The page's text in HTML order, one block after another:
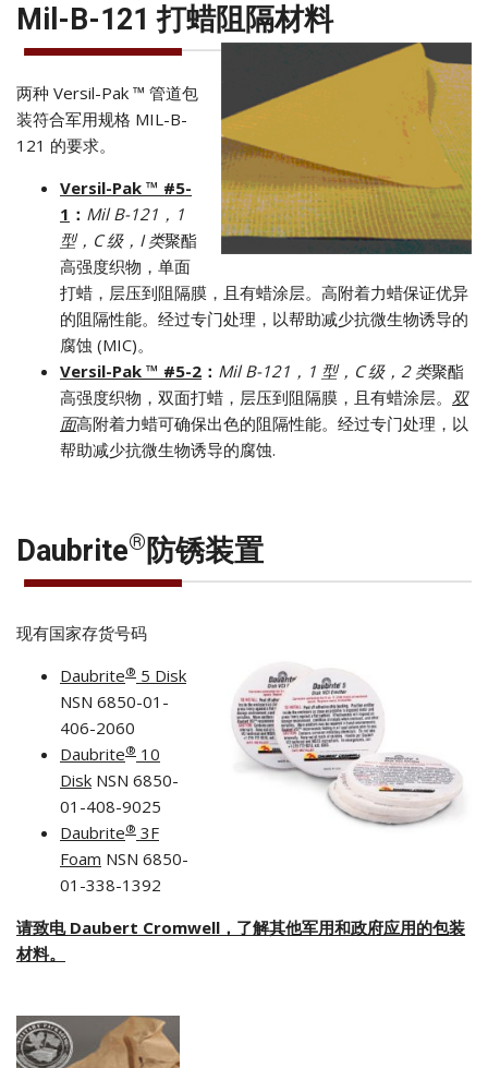
Mil-B-121 打蜡阻隔材料
两种 Versil-Pak ™ 管道包
装符合军用规格 MIL-B-
121 的要求。
Versil-Pak ™ #5-
1 ： Mil B-121，1
型，C 级，I 类聚酯
高强度织物，单面
打蜡，层压到阻隔膜，且有蜡涂层。高附着力蜡保证优异
的阻隔性能。经过专门处理，以帮助减少抗微生物诱导的
腐蚀 (MIC)。
Versil-Pak ™ #5-2 ： Mil B-121，1 型，C 级，2 类聚酯
高强度织物，双面打蜡，层压到阻隔膜，且有蜡涂层。 双
面高附着力蜡可确保出色的阻隔性能。经过专门处理，以
帮助减少抗微生物诱导的腐蚀.
Daubrite® 防锈装置
现有国家存货号码
Daubrite® 5 Disk
NSN 6850-01-
406-2060
Daubrite® 10
Disk NSN 6850-
01-408-9025
Daubrite® 3F
Foam NSN 6850-
01-338-1392
请致电 Daubert Cromwell，了解其他军用和政府应用的包装
材料。